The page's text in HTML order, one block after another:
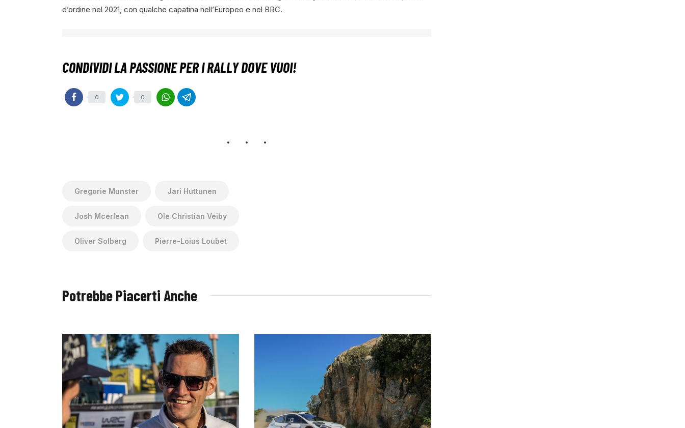
d’ordine nel 2021, con qualche capatina nell’Europeo e nel BRC.
0 0
Gregorie Munster Jari Huttunen
Josh Mcerlean Ole Christian Veiby
Oliver Solberg Pierre-Loius Loubet
Potrebbe Piacerti Anche